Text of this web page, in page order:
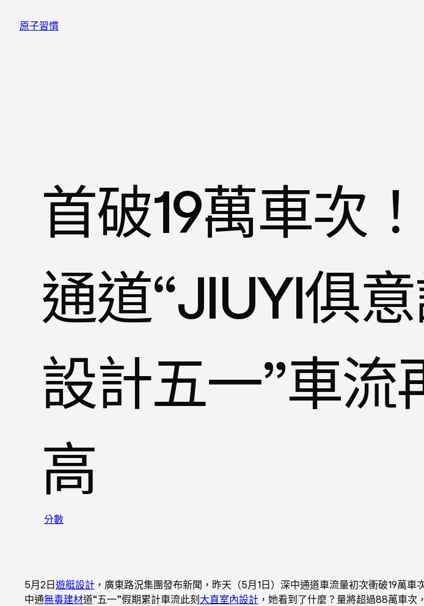
原子習慣
首破19萬車次
通道“JIUYI俱
設計五一”車流
高
分數
5月2日遊艇設計 ，廣東路況集團發布新聞，昨天（5月1日）深中通道車流量初次衝破19萬
中通無毒建材道“五一”假期累計車流此刻大直室內設計 ，她看到了什麼？量將超過88萬車次